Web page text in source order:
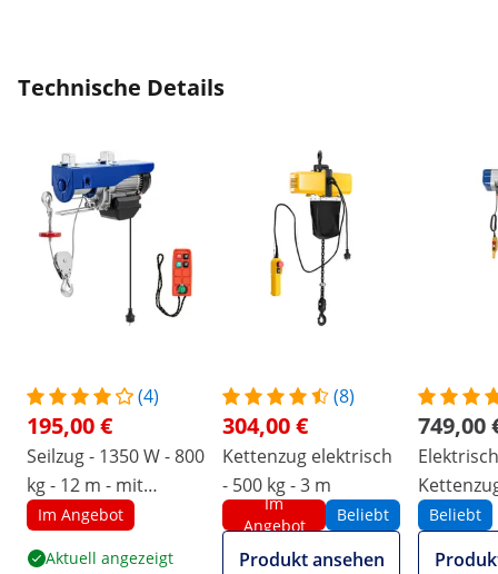
Produkte. Für alle Empfehlung.
Technische Details
(4)
195,00 €
Seilzug - 1350 W - 800
kg - 12 m - mit
Fernbedienung
Im Angebot
Aktuell angezeigt
(8)
304,00 €
Kettenzug elektrisch
- 500 kg - 3 m
Im
Angebot
Beliebt
Produkt ansehen
749,00
6 m
Beliebt